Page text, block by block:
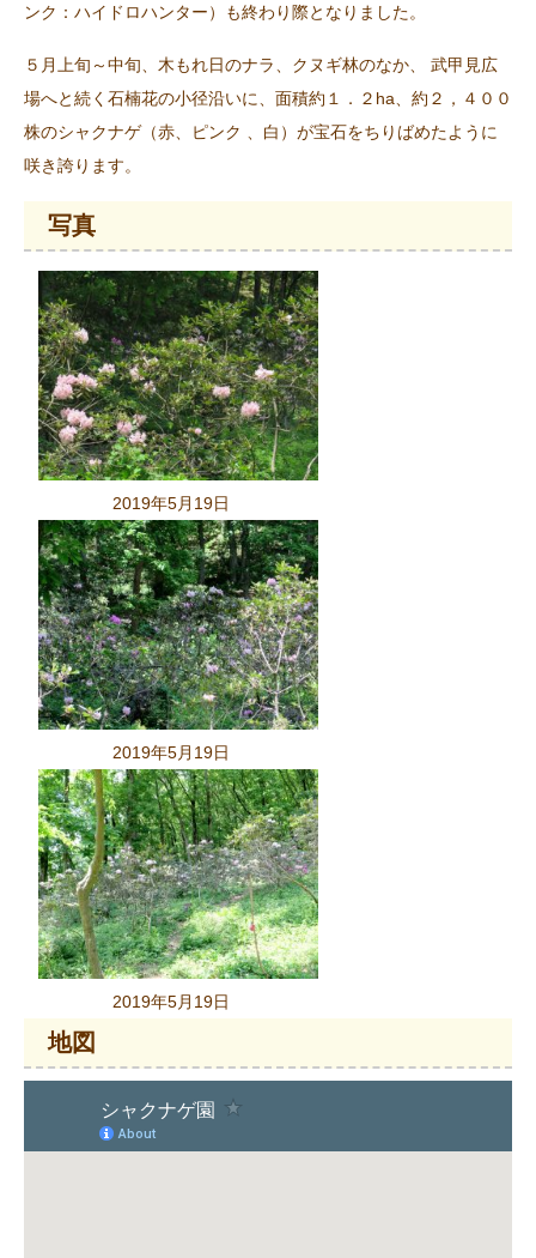
ンク：ハイドロハンター）も終わり際となりました。
５月上旬～中旬、木もれ日のナラ、クヌギ林のなか、 武甲見広
場へと続く石楠花の小径沿いに、面積約１．２ha、約２，４００
株のシャクナゲ（赤、ピンク 、白）が宝石をちりばめたように
咲き誇ります。
写真
2019年5月19日
2019年5月19日
2019年5月19日
地図